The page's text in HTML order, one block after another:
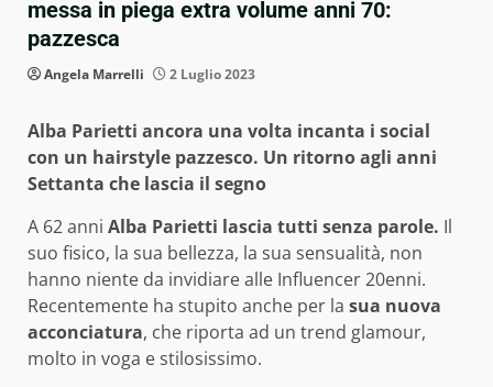
messa in piega extra volume anni 70:
pazzesca
Angela Marrelli 2 Luglio 2023
Alba Parietti ancora una volta incanta i social
con un hairstyle pazzesco. Un ritorno agli anni
Settanta che lascia il segno
A 62 anni Alba Parietti lascia tutti senza parole. Il
suo fisico, la sua bellezza, la sua sensualità, non
hanno niente da invidiare alle Influencer 20enni.
Recentemente ha stupito anche per la sua nuova
acconciatura, che riporta ad un trend glamour,
molto in voga e stilosissimo.